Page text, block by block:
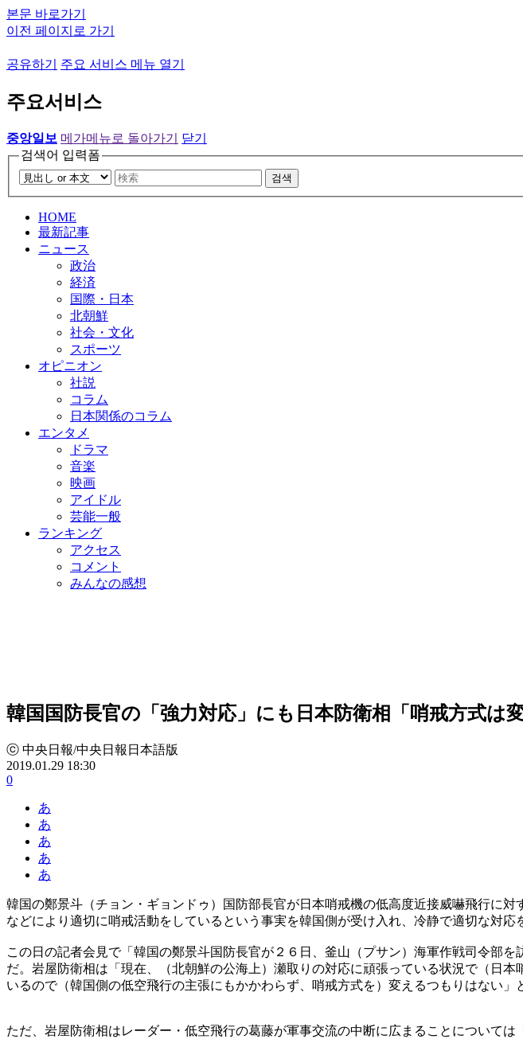
본문 바로가기
이전 페이지로 가기
공유하기 주요 서비스 메뉴 열기
주요서비스
중앙일보 메가메뉴로 돌아가기
닫기
검색어 입력폼
검색
HOME
最新記事
ニュース
政治
経済
国際・日本
北朝鮮
社会・文化
スポーツ
オピニオン
社説
コラム
日本関係のコラム
エンタメ
ドラマ
音楽
映画
アイドル
芸能一般
ランキング
アクセス
コメント
みんなの感想
韓国国防長官の「強力対応」にも日本防衛相「哨戒方式は
ⓒ 中央日報/中央日報日本語版
2019.01.29 18:30
0
あ
あ
あ
あ
あ
韓国の鄭景斗（チョン・ギョンドゥ）国防部長官が日本哨戒機の低高度近接威嚇飛行に
などにより適切に哨戒活動をしているという事実を韓国側が受け入れ、冷静で適切な対応
この日の記者会見で「韓国の鄭景斗国防長官が２６日、釜山（プサン）海軍作戦司令部
だ。岩屋防衛相は「現在、（北朝鮮の公海上）瀬取りの対応に頑張っている状況で（日
いるので（韓国側の低空飛行の主張にもかかわらず、哨戒方式を）変えるつもりはない」
ただ、岩屋防衛相はレーダー・低空飛行の葛藤が軍事交流の中断に広まることについて